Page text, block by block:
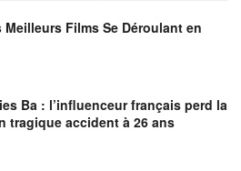
Meilleurs Films Se Déroulant en
Ba : l’influenceur français perd la
tragique accident à 26 ans